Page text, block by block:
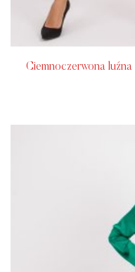
Ciemnoczerwona